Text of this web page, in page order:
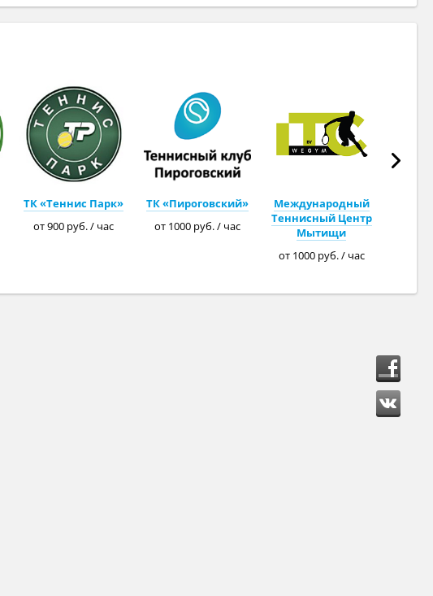
ТК «Теннис Парк»
от 900 руб. / час
ТК «Пироговский»
от 1000 руб. / час
Международный
Теннисный Центр
Мытищи
от 1000 руб. / час